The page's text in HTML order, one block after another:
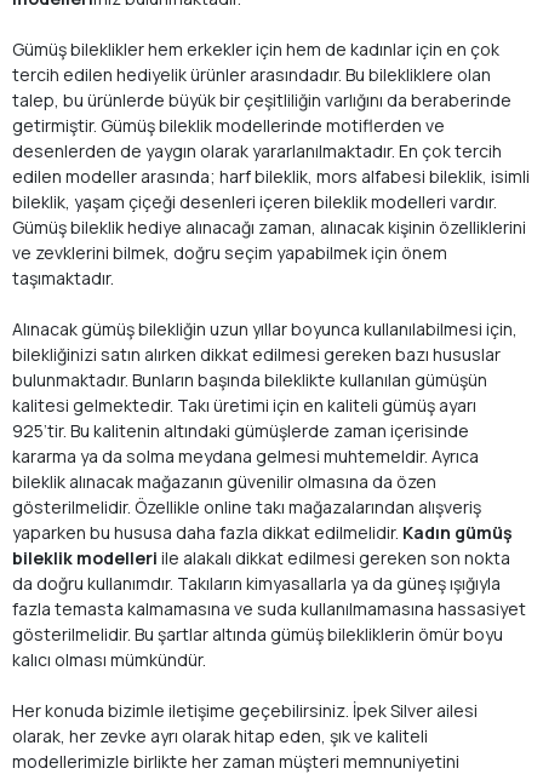
Gümüş bileklikler hem erkekler için hem de kadınlar için en çok
tercih edilen hediyelik ürünler arasındadır. Bu bilekliklere olan
talep, bu ürünlerde büyük bir çeşitliliğin varlığını da beraberinde
getirmiştir. Gümüş bileklik modellerinde motiflerden ve
desenlerden de yaygın olarak yararlanılmaktadır. En çok tercih
edilen modeller arasında; harf bileklik, mors alfabesi bileklik, isimli
bileklik, yaşam çiçeği desenleri içeren bileklik modelleri vardır.
Gümüş bileklik hediye alınacağı zaman, alınacak kişinin özelliklerini
ve zevklerini bilmek, doğru seçim yapabilmek için önem
taşımaktadır.
Alınacak gümüş bilekliğin uzun yıllar boyunca kullanılabilmesi için,
bilekliğinizi satın alırken dikkat edilmesi gereken bazı hususlar
bulunmaktadır. Bunların başında bileklikte kullanılan gümüşün
kalitesi gelmektedir. Takı üretimi için en kaliteli gümüş ayarı
925’tir. Bu kalitenin altındaki gümüşlerde zaman içerisinde
kararma ya da solma meydana gelmesi muhtemeldir. Ayrıca
bileklik alınacak mağazanın güvenilir olmasına da özen
gösterilmelidir. Özellikle online takı mağazalarından alışveriş
yaparken bu hususa daha fazla dikkat edilmelidir. Kadın gümüş
bileklik modelleri ile alakalı dikkat edilmesi gereken son nokta
da doğru kullanımdır. Takıların kimyasallarla ya da güneş ışığıyla
fazla temasta kalmamasına ve suda kullanılmamasına hassasiyet
gösterilmelidir. Bu şartlar altında gümüş bilekliklerin ömür boyu
kalıcı olması mümkündür.
Her konuda bizimle iletişime geçebilirsiniz. İpek Silver ailesi
olarak, her zevke ayrı olarak hitap eden, şık ve kaliteli
modellerimizle birlikte her zaman müşteri memnuniyetini